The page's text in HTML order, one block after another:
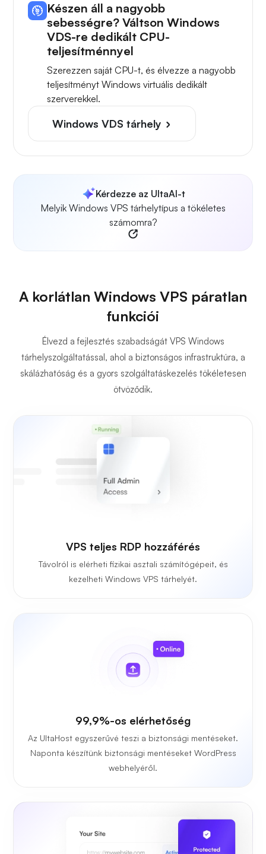
Készen áll a nagyobb
sebességre? Váltson Windows
VDS-re dedikált CPU-
teljesítménnyel
Szerezzen saját CPU-t, és élvezze a nagyobb
teljesítményt Windows virtuális dedikált
szerverekkel.
Windows VDS tárhely
Kérdezze az UltaAI-t
Melyik Windows VPS tárhelytípus a tökéletes
számomra?
A korlátlan Windows VPS páratlan
funkciói
Élvezd a fejlesztés szabadságát VPS Windows
tárhelyszolgáltatással, ahol a biztonságos infrastruktúra, a
skálázhatóság és a gyors szolgáltatáskezelés tökéletesen
ötvöződik.
VPS teljes RDP hozzáférés
Távolról is elérheti fizikai asztali számítógépeit, és
kezelheti Windows VPS tárhelyét.
99,9%-os elérhetőség
Az UltaHost egyszerűvé teszi a biztonsági mentéseket.
Naponta készítünk biztonsági mentéseket WordPress
webhelyéről.